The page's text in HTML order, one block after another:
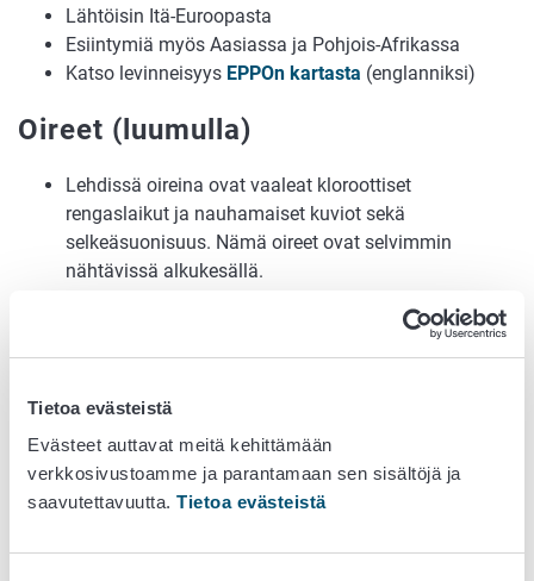
Tietoa evästeistä
Evästeet auttavat meitä kehittämään
verkkosivustoamme ja parantamaan sen sisältöjä ja
saavutettavuutta. Tietoa evästeistä
Lähtöisin Itä-Euroopasta
Esiintymiä myös Aasiassa ja Pohjois-Afrikassa
Katso levinneisyys EPPOn kartasta (englanniksi)
Oireet (luumulla)
Lehdissä oireina ovat vaaleat kloroottiset
rengaslaikut ja nauhamaiset kuviot sekä
selkeäsuonisuus. Nämä oireet ovat selvimmin
nähtävissä alkukesällä.
malto on kovaa ja ruskettunutta. Hedelmät voivat
pudota ennenaikaisesti.
oireiden ankaruudessa on eroja.
Katso kuvatEPPOn sivuilta.